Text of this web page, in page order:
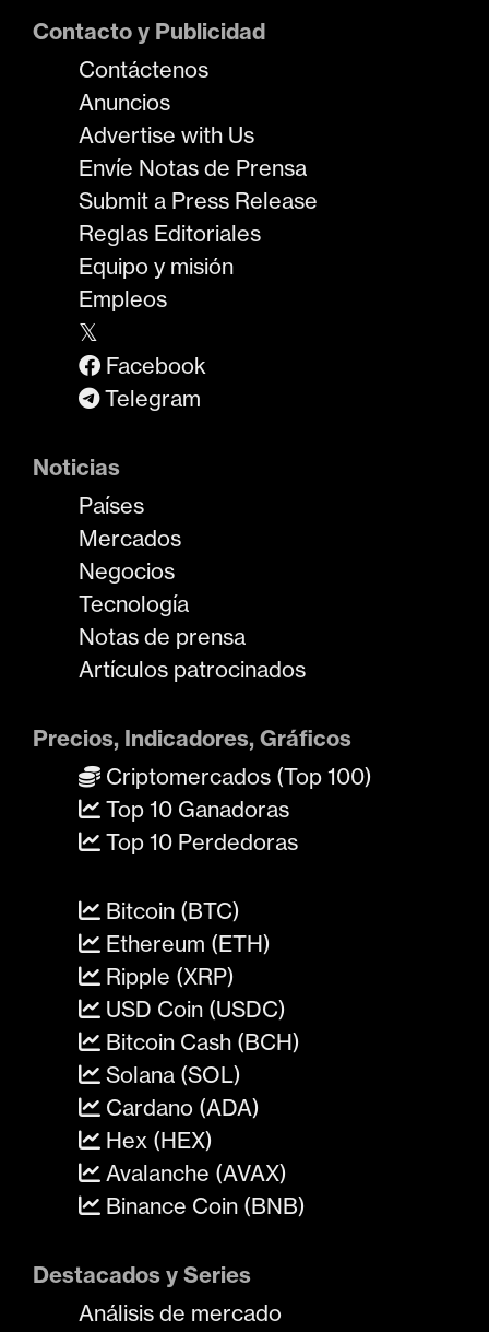
Contacto y Publicidad
Contáctenos
Anuncios
Advertise with Us
Envíe Notas de Prensa
Submit a Press Release
Reglas Editoriales
Equipo y misión
Empleos
𝕏
Facebook
Telegram
Noticias
Países
Mercados
Negocios
Tecnología
Notas de prensa
Artículos patrocinados
Precios, Indicadores, Gráficos
Criptomercados (Top 100)
Top 10 Ganadoras
Top 10 Perdedoras
Bitcoin (BTC)
Ethereum (ETH)
Ripple (XRP)
USD Coin (USDC)
Bitcoin Cash (BCH)
Solana (SOL)
Cardano (ADA)
Hex (HEX)
Avalanche (AVAX)
Binance Coin (BNB)
Destacados y Series
Análisis de mercado